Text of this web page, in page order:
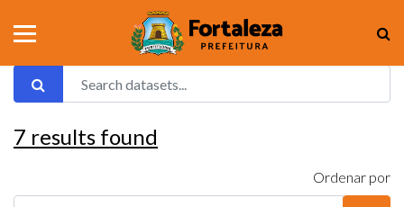
7 results found
Ordenar por